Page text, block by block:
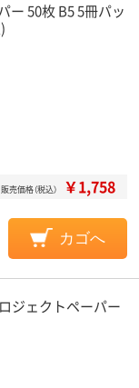
ー 50枚 B5 5冊パッ
販売価格（税込） ￥1,758
カゴへ
ジェクトペーパー